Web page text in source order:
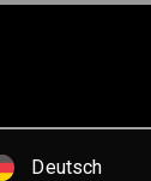
Deutsch